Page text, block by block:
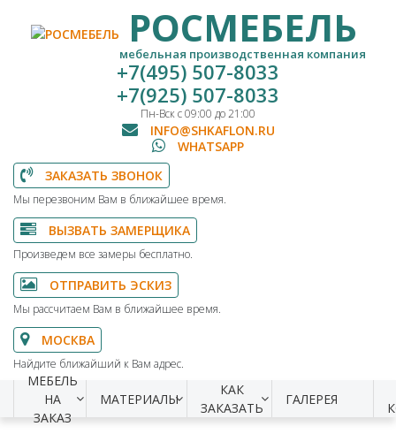
РОСМЕБЕЛЬ
мебельная производственная компания
+7(495) 507-8033
+7(925) 507-8033
Пн-Вск с 09:00 до 21:00
INFO@SHKAFLON.RU
WHATSAPP
ЗАКАЗАТЬ ЗВОНОК
Мы перезвоним Вам в ближайшее время.
ВЫЗВАТЬ ЗАМЕРЩИКА
Произведем все замеры бесплатно.
ОТПРАВИТЬ ЭСКИЗ
Мы рассчитаем Вам в ближайшее время.
МОСКВА
Найдите ближайший к Вам адрес.
МЕБЕЛЬ
НА
ЗАКАЗ
МАТЕРИАЛЫ
КАК
ЗАКАЗАТЬ
ГАЛЕРЕЯ